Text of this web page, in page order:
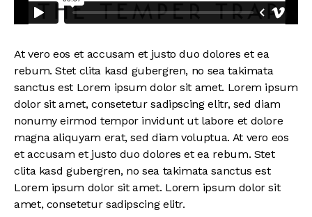
At vero eos et accusam et justo duo dolores et ea
rebum. Stet clita kasd gubergren, no sea takimata
sanctus est Lorem ipsum dolor sit amet. Lorem ipsum
dolor sit amet, consetetur sadipscing elitr, sed diam
nonumy eirmod tempor invidunt ut labore et dolore
magna aliquyam erat, sed diam voluptua. At vero eos
et accusam et justo duo dolores et ea rebum. Stet
clita kasd gubergren, no sea takimata sanctus est
Lorem ipsum dolor sit amet. Lorem ipsum dolor sit
amet, consetetur sadipscing elitr.